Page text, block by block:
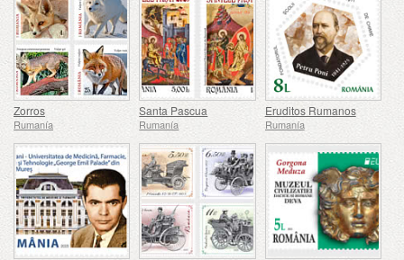
Zorros
Rumanía
Santa Pascua
Rumanía
Eruditos Rumanos
Rumanía